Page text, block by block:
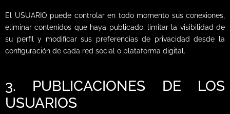
El USUARIO puede controlar en todo momento sus conexiones,
eliminar contenidos que haya publicado, limitar la visibilidad de
su perfil y modificar sus preferencias de privacidad desde la
configuración de cada red social o plataforma digital.
3. PUBLICACIONES DE LOS
USUARIOS